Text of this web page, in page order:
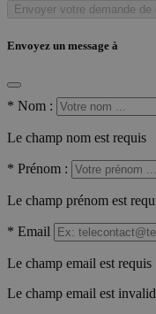
Envoyer votre demande de
Envoyez un message à
* Nom :
Le champ nom est requis
* Prénom :
Le champ prénom est
* Email
Le champ email est requis
Le champ email est